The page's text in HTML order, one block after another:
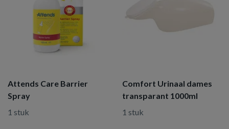
Attends Care Barrier
Spray
1 stuk
Comfort Urinaal dames
transparant 1000ml
1 stuk